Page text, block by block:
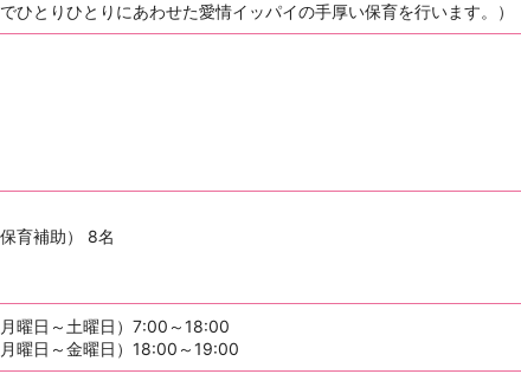
でひとりひとりにあわせた愛情イッパイの手厚い保育を行います。）
育補助） 8名
曜日～土曜日）7:00～18:00
曜日～金曜日）18:00～19:00